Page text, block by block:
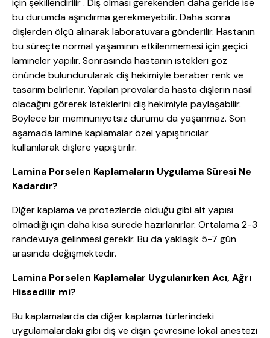
için şekillendirilir . Diş olması gerekenden daha geride ise
bu durumda aşındırma gerekmeyebilir. Daha sonra
dişlerden ölçü alınarak laboratuvara gönderilir. Hastanın
bu süreçte normal yaşamının etkilenmemesi için geçici
lamineler yapılır. Sonrasında hastanın istekleri göz
önünde bulundurularak diş hekimiyle beraber renk ve
tasarım belirlenir. Yapılan provalarda hasta dişlerin nasıl
olacağını görerek isteklerini diş hekimiyle paylaşabilir.
Böylece bir memnuniyetsiz durumu da yaşanmaz. Son
aşamada lamine kaplamalar özel yapıştırıcılar
kullanılarak dişlere yapıştırılır.
Lamina Porselen Kaplamaların Uygulama Süresi Ne
Kadardır?
Diğer kaplama ve protezlerde olduğu gibi alt yapısı
olmadığı için daha kısa sürede hazırlanırlar. Ortalama 2-3
randevuya gelinmesi gerekir. Bu da yaklaşık 5-7 gün
arasında değişmektedir.
Lamina Porselen Kaplamalar Uygulanırken Acı, Ağrı
Hissedilir mi?
Bu kaplamalarda da diğer kaplama türlerindeki
uygulamalardaki gibi diş ve dişin çevresine lokal anestezi